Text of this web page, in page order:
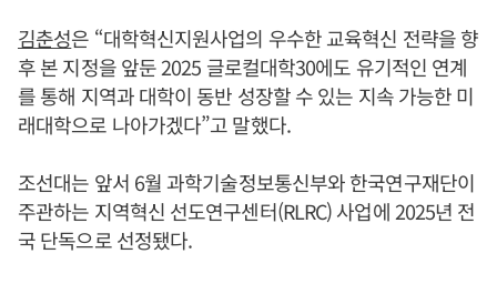
김춘성은 “대학혁신지원사업의 우수한 교육혁신 전략을 향
후 본 지정을 앞둔 2025 글로컬대학30에도 유기적인 연계
를 통해 지역과 대학이 동반 성장할 수 있는 지속 가능한 미
래대학으로 나아가겠다”고 말했다.
조선대는 앞서 6월 과학기술정보통신부와 한국연구재단이
주관하는 지역혁신 선도연구센터(RLRC) 사업에 2025년 전
국 단독으로 선정됐다.